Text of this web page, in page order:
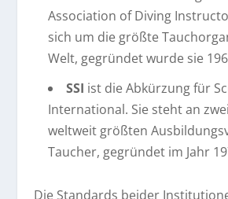
Association of Diving
sich um die größte
Welt, gegründet wurde sie
SSI ist die Abkürzung für
International. Sie steht an
weltweit größten
Taucher, gegründet im Jahr
Die Standards beider